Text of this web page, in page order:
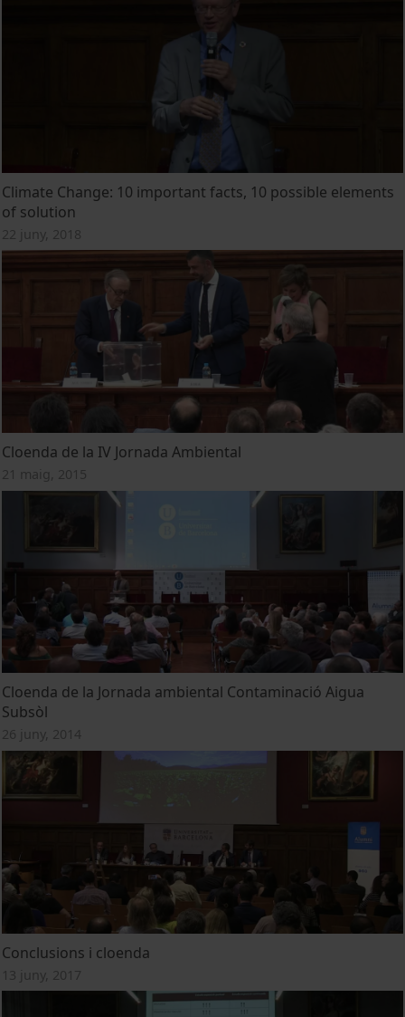
Climate Change: 10 important facts, 10 possible elements
of solution
22 juny, 2018
Cloenda de la IV Jornada Ambiental
21 maig, 2015
Cloenda de la Jornada ambiental Contaminació Aigua
Subsòl
26 juny, 2014
Conclusions i cloenda
13 juny, 2017